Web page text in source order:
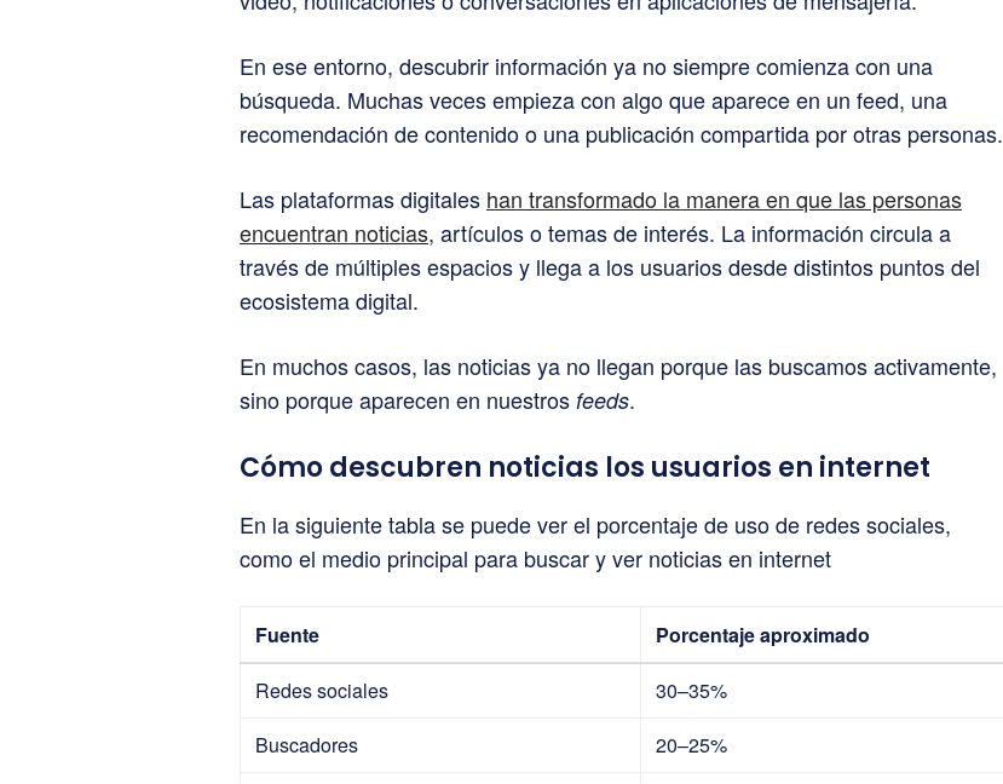
En ese entorno, descubrir información ya no siempre comienza con una
búsqueda. Muchas veces empieza con algo que aparece en un feed, una
recomendación de contenido o una publicación compartida por otras personas.
Las plataformas digitales han transformado la manera en que las personas
encuentran noticias, artículos o temas de interés. La información circula a
través de múltiples espacios y llega a los usuarios desde distintos puntos del
ecosistema digital.
En muchos casos, las noticias ya no llegan porque las buscamos activamente,
sino porque aparecen en nuestros feeds.
Cómo descubren noticias los usuarios en internet
En la siguiente tabla se puede ver el porcentaje de uso de redes sociales,
como el medio principal para buscar y ver noticias en internet
Fuente
Porcentaje aproximado
Redes sociales
30–35%
Buscadores
20–25%